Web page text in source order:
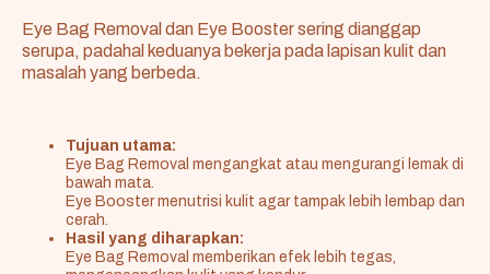
Eye Bag Removal dan Eye Booster sering dianggap
serupa, padahal keduanya bekerja pada lapisan kulit dan
masalah yang berbeda.
Tujuan utama:
Eye Bag Removal mengangkat atau mengurangi lemak di
bawah mata.
Eye Booster menutrisi kulit agar tampak lebih lembap dan
cerah.
Hasil yang diharapkan:
Eye Bag Removal memberikan efek lebih tegas,